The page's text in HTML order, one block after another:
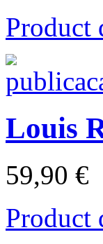
Product
Louis
59,90 €
Product